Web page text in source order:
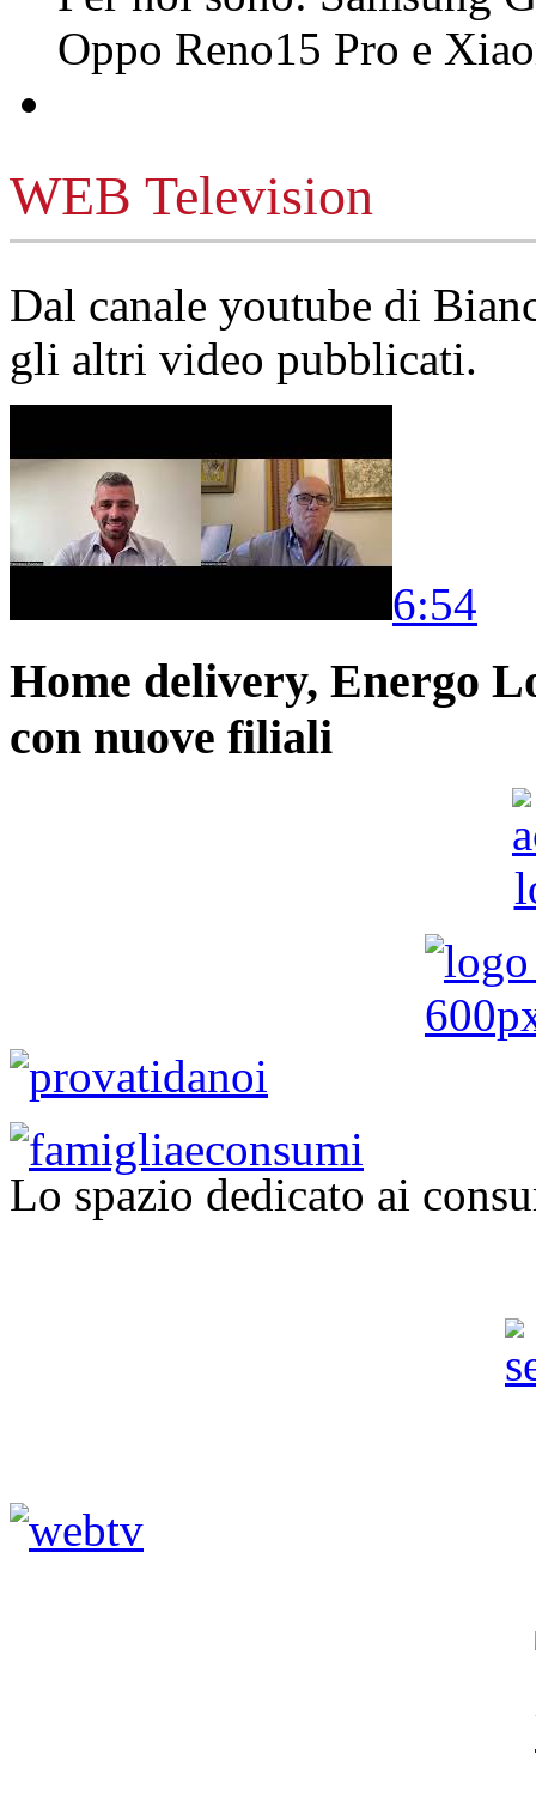
Oppo Reno15 Pro e
WEB Television
Dal canale youtube di
gli altri video pubblicati.
6:54
Home delivery, Energo
con nuove filiali
Lo spazio dedicato ai